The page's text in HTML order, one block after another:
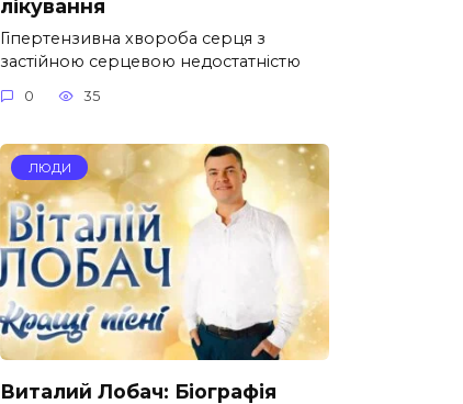
лікування
Гіпертензивна хвороба серця з
застійною серцевою недостатністю
0 35
ЛЮДИ
Виталий Лобач: Біографія